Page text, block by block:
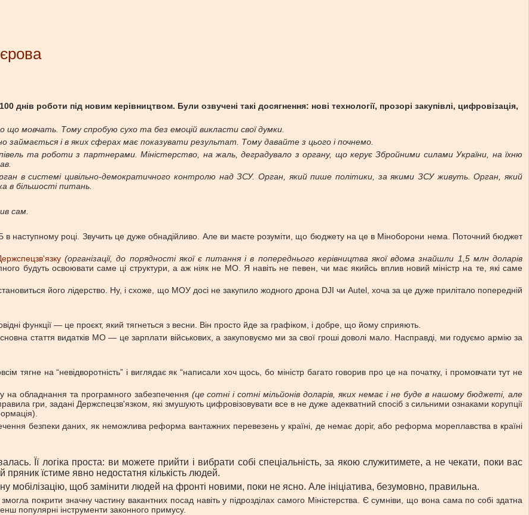
днів роботи під новим керівництвом. Були озвучені такі досягнення: нові технології, прозорі закупівлі, цифровізація,
мовчать. Тому спробую сухо та без емоцій викласти свої думки.
і в яких сферах має показувати результат. Тому давайте з цього і почнемо.
та роботи з партнерами. Міністерство, на жаль, деградувало з органу, що керує Збройними силами України, на їхню
в системі цивільно-демократичного контролю над ЗСУ. Орган, який пише політики, за якими ЗСУ живуть. Орган, який
в більшості питань.
сам.
в наступному році. Звучить це дуже обнадійливо. Але ви маєте розуміти, що бюджету на це в Міноборони нема. Поточний бюджет
(організації, до порядності якої є питання і в попереднього керівництва якої вдома знайшли 1,5 млн доларів
будуть освоювати саме ці структури, а аж ніяк не МО. Я навіть не певен, чи має якийсь вплив новий міністр на те, які саме
його лідерство. Ну, і схоже, що МОУ досі не закупило жодного дрона DJI чи Autel, хоча за це дуже прилітало попередній
функції — це проєкт, який тягнеться з весни. Він просто йде за графіком, і добре, що йому сприяють.
стаття видатків МО — це зарплати військових, а закуповуємо ми за свої гроші доволі мало. Насправді, ми годуємо армію за
тягне на “невідворотність” і виглядає як “написали хоч щось, бо міністр багато говорив про це на початку, і промовчати тут не
на обладнання та програмного забезпечення (це сотні і сотні мільйонів доларів, яких немає і не буде в нашому бюджеті, але
гри, задані Держспецзв'язком, які змушують цифровізовувати все в не дуже адекватний спосіб з сильними ознаками корупції
безпеки даних, як неможлива реформа вантажних перевезень у країні, де немає доріг, або реформа мореплавства в країні
Її логіка проста: ви можете прийти і вибрати собі спеціальність, за якою служитимете, а не чекати, поки вас
їстиме явно недостатня кількість людей.
мобілізацію, щоб замінити людей на фронті новими, поки не ясно. Але ініціатива, безумовно, правильна.
покрити значну частину вакантних посад навіть у підрозділах самого Міністерства. Є сумніви, що вона сама по собі здатна
популярні інструменти законного примусу.